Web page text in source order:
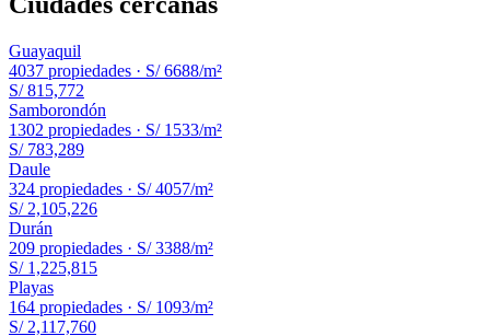
Guayaquil
4037 propiedades · S/ 6688/m²
S/ 815,772
Samborondón
1302 propiedades · S/ 1533/m²
S/ 783,289
Daule
324 propiedades · S/ 4057/m²
S/ 2,105,226
Durán
209 propiedades · S/ 3388/m²
S/ 1,225,815
Playas
164 propiedades · S/ 1093/m²
S/ 2,117,760